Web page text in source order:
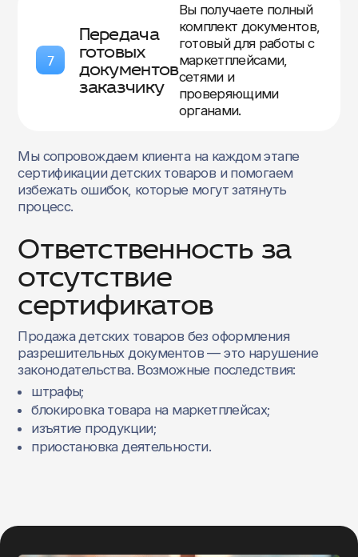
7
Передача
готовых
документов
заказчику
Вы получаете полный
комплект документов,
готовый для работы с
маркетплейсами,
сетями и
проверяющими
органами.
Мы сопровождаем клиента на каждом этапе
сертификации детских товаров и помогаем
избежать ошибок, которые могут затянуть
процесс.
Ответственность за
отсутствие
сертификатов
Продажа детских товаров без оформления
разрешительных документов — это нарушение
законодательства. Возможные последствия:
штрафы;
блокировка товара на маркетплейсах;
изъятие продукции;
приостановка деятельности.